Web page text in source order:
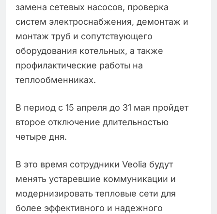
замена сетевых насосов, проверка
систем электроснабжения, демонтаж и
монтаж труб и сопутствующего
оборудования котельных, а также
профилактические работы на
теплообменниках.
В период с 15 апреля до 31 мая пройдет
второе отключение длительностью
четыре дня.
В это время сотрудники Veolia будут
менять устаревшие коммуникации и
модернизировать тепловые сети для
более эффективного и надежного